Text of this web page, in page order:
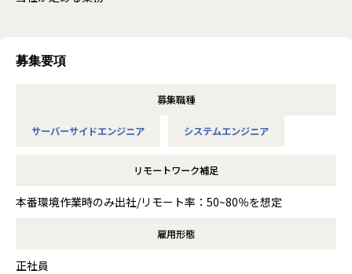
募集要項
募集職種
サーバーサイドエンジニア システムエンジニア
リモートワーク補足
本番環境作業時のみ出社/リモート率：50~80％を想定
雇用形態
正社員